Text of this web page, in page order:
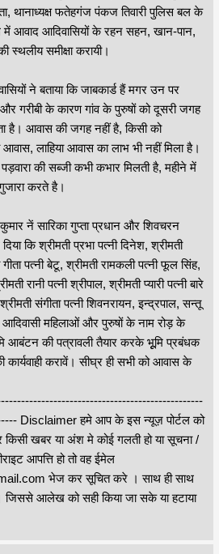
थानाध्यक्ष फतेहगंज पंकज तिवारी पुलिस बल के
में आवाद आदिवासियों के रहन सहन, खान-पान,
समीक्षा करायी।
ने बताया कि जाबकार्ड हैं मगर उन पर
और गरीबी के कारण गांव के पुरुषों को दूसरी जगह
है। आवास की जगह नहीं है, किसी को
लाहिया आवास का लाभ भी नहीं मिला है।
की सब्जी कभी कभार मिलती है, महीने में
करते है।
कुमार नें सारिका गुप्ता प्रधान और शिवचरन
कि श्रीमती प्रभा पत्नी दिनेश, श्रीमती
गीता पत्नी बेटू, श्रीमती रामकली पत्नी फूल सिंह,
रानी पत्नी श्रीपाल, श्रीमती प्यारी पत्नी बारे
संगीता पत्नी शिवनरायन, इन्द्रपाल, सन्तू
महिलाओं और पुरुषों के नाम रोड़ के
आबंटन की पत्रावली तैयार करके भूूमि प्रबंधक
कार्यवाही करावें। सीघ्र ही सभी को आवास के
Disclaimer हमे आप के इस न्यूज़ पोर्टल को
खबर या अंश मे कोई गलती हो या सूचना /
आपत्ति हो तो वह ईमेल
भेज कर सूचित करे । साथ ही साथ
जिससे आलेख को सही किया जा सके या हटाया